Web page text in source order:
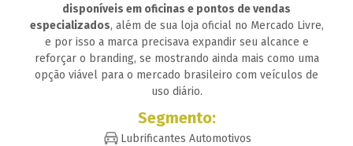
disponíveis em oficinas e pontos de vendas
especializados, além de sua loja oficial no Mercado Livre,
e por isso a marca precisava expandir seu alcance e
reforçar o branding, se mostrando ainda mais como uma
opção viável para o mercado brasileiro com veículos de
uso diário.
Segmento:
Lubrificantes Automotivos